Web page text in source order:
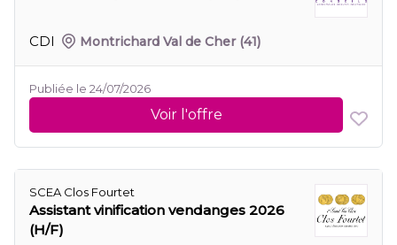
CDI Montrichard Val de Cher (41)
Publiée le 24/07/2026
Voir l'offre
SCEA Clos Fourtet
Assistant vinification vendanges 2026
(H/F)